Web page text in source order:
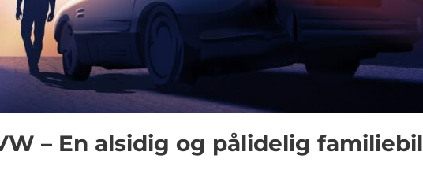
– En alsidig og pålidelig familiebil